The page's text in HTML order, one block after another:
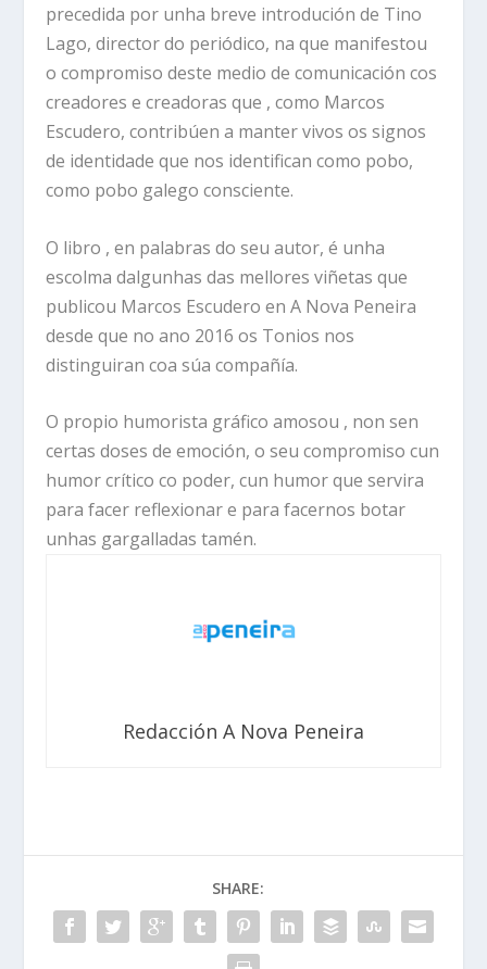
precedida por unha breve introdución de Tino
Lago, director do periódico, na que manifestou
o compromiso deste medio de comunicación cos
creadores e creadoras que , como Marcos
Escudero, contribúen a manter vivos os signos
de identidade que nos identifican como pobo,
como pobo galego consciente.
O libro , en palabras do seu autor, é unha
escolma dalgunhas das mellores viñetas que
publicou Marcos Escudero en A Nova Peneira
desde que no ano 2016 os Tonios nos
distinguiran coa súa compañía.
O propio humorista gráfico amosou , non sen
certas doses de emoción, o seu compromiso cun
humor crítico co poder, cun humor que servira
para facer reflexionar e para facernos botar
unhas gargalladas tamén.
Redacción A Nova Peneira
SHARE: